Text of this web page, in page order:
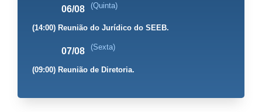
06/08 (Quinta)
(14:00) Reunião do Jurídico do SEEB.
07/08 (Sexta)
(09:00) Reunião de Diretoria.